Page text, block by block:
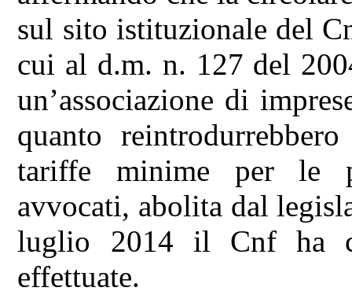
sul sito istituzionale del
cui al d.m. n. 127 del
un’associazione di
quanto
tariffe minime per le
avvocati, abolita dal
luglio 2014 il Cnf ha
effettuate.